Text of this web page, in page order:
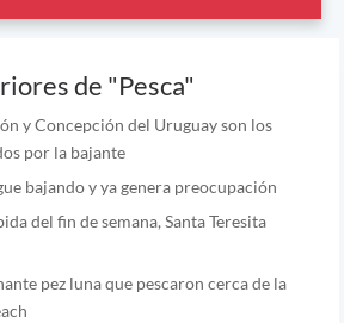
de "Pesca"
y Concepción del Uruguay son los
por la bajante
bajando y ya genera preocupación
del fin de semana, Santa Teresita
pez luna que pescaron cerca de la